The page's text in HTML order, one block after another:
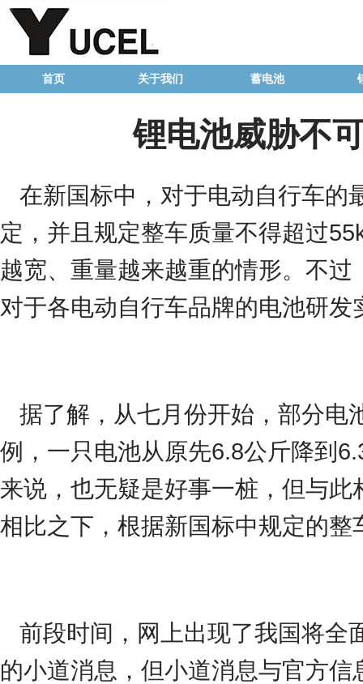
首页 关于我们 蓄电池
锂电池威胁不
在新国标中，对于电动自行车的
定，并且规定整车质量不得超过
越宽、重量越来越重的情形。不
对于各电动自行车品牌的电池研
据了解，从七月份开始，部分电
例，一只电池从原先6.8公斤降到
来说，也无疑是好事一桩，但与
相比之下，根据新国标中规定的
前段时间，网上出现了我国将全
的小道消息，但小道消息与官方